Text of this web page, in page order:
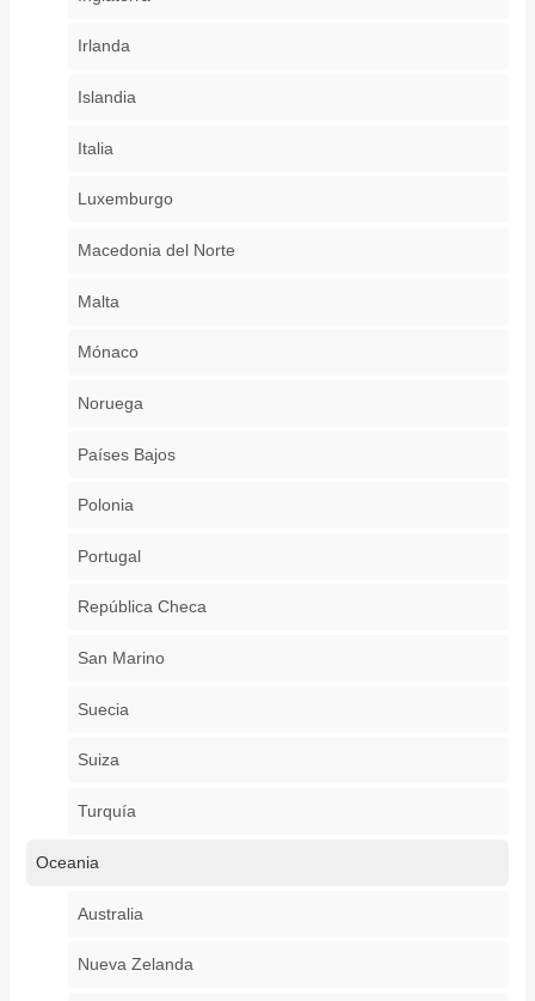
Irlanda
Islandia
Italia
Luxemburgo
Macedonia del Norte
Malta
Mónaco
Noruega
Países Bajos
Polonia
Portugal
República Checa
San Marino
Suecia
Suiza
Turquía
Oceania
Australia
Nueva Zelanda